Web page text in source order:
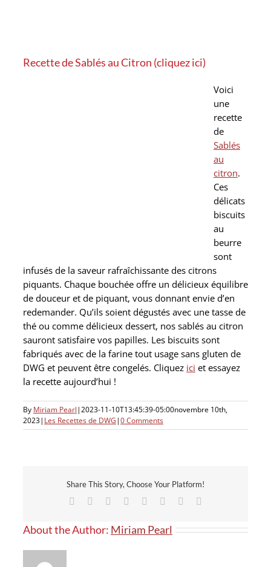
Recette de Sablés au Citron (cliquez ici)
Voici
une
recette
de
Sablés
au
citron.
Ces
délicats
biscuits
au
beurre
sont
infusés de la saveur rafraîchissante des citrons
piquants. Chaque bouchée offre un délicieux équilibre
de douceur et de piquant, vous donnant envie d’en
redemander. Qu’ils soient dégustés avec une tasse de
thé ou comme délicieux dessert, nos sablés au citron
sauront satisfaire vos papilles. Les biscuits sont
fabriqués avec de la farine tout usage sans gluten de
DWG et peuvent être congelés. Cliquez ici et essayez
la recette aujourd’hui !
By Miriam Pearl|2023-11-10T13:45:39-05:00novembre 10th,
2023| Les Recettes de DWG|0 Comments
Share This Story, Choose Your Platform!
Facebook Reddit LinkedIn
TumblrPinterest
About the Author: Miriam Pearl